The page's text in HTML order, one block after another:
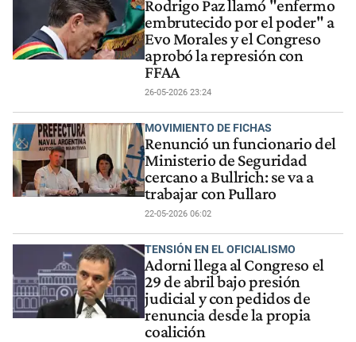
Rodrigo Paz llamó "enfermo
embrutecido por el poder" a
Evo Morales y el Congreso
aprobó la represión con
FFAA
26-05-2026 23:24
MOVIMIENTO DE FICHAS
Renunció un funcionario del
Ministerio de Seguridad
cercano a Bullrich: se va a
trabajar con Pullaro
22-05-2026 06:02
TENSIÓN EN EL OFICIALISMO
Adorni llega al Congreso el
29 de abril bajo presión
judicial y con pedidos de
renuncia desde la propia
coalición